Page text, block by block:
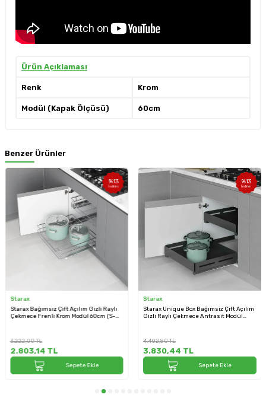
Ürün Açıklaması
Renk Krom
Modül (Kapak Ölçüsü) 60cm
Benzer Ürünler
%13
İndirim
Starax
Starax Bağımsız Çift Açılım Gizli Raylı
Çekmece Frenli Krom Modül 60cm (S-
3.222,00TL
2.803,14 TL
Sepete Ekle
%13
İndirim
Starax
Starax Unique Box Bağımsız Çift Açılım
Gizli Raylı Çekmece Antrasit Modül
4.402,80TL
3.830,44 TL
Sepete Ekle